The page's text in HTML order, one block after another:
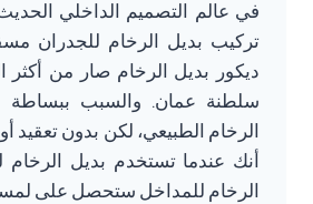
في عالم التصميم الداخلي
تركيب بديل الرخام للجدران
ديكور بديل الرخام صار من أكثر
سلطنة عمان. والسبب
الرخام الطبيعي، لكن بدون تعقيد
أنك عندما تستخدم بديل
الرخام للمداخل ستحصل على